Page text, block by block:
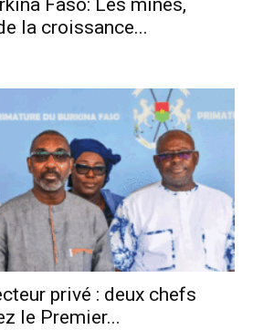
la croissance...
privé : deux chefs
le Premier...